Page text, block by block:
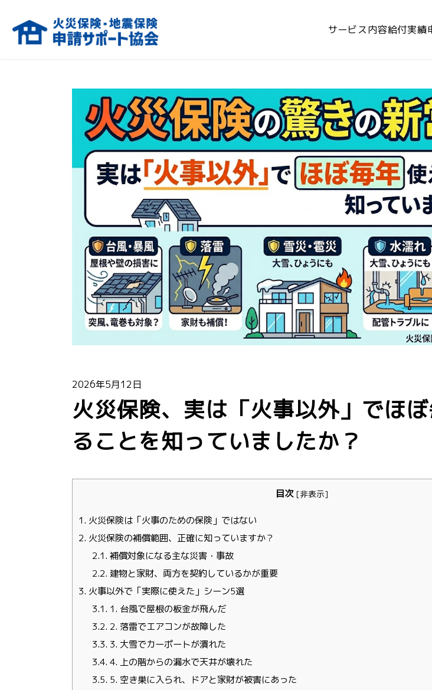
火災保険・地震保険の申請サポート協会サービス内容給付実績
2026年5月12日
火災保険、実は「火事以外」でほ
ることを知っていましたか？
目次 [非表示]
1. 火災保険は「火事のための保険」ではない
2. 火災保険の補償範囲、正確に知っていますか？
2.1. 補償対象になる主な災害・事故
2.2. 建物と家財、両方を契約しているかが重要
3. 火事以外で「実際に使えた」シーン5選
3.1. 1. 台風で屋根の板金が飛んだ
3.2. 2. 落雷でエアコンが故障した
3.3. 3. 大雪でカーポートが潰れた
3.4. 4. 上の階からの漏水で天井が壊れた
3.5. 5. 空き巣に入られ、ドアと家財が被害にあった